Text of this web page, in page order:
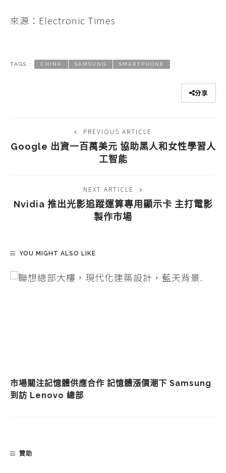
來源：Electronic Times
TAGS : CHINA SAMSUNG SMARTPHONE
分享
PREVIOUS ARTICLE
Google 出資一百萬美元 協助黑人和女性學習人
工智能
NEXT ARTICLE
Nvidia 推出光影追蹤運算專用顯示卡 主打電影
製作市場
YOU MIGHT ALSO LIKE
市場關注記憶體供應合作 記憶體漲價潮下 Samsung
到訪 Lenovo 總部
贊助